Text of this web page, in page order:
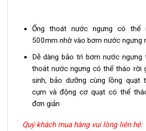
Ống thoát nước ngưng có thể
500mm nhờ vào bơm nước ngưng
Dễ dàng bảo trì bơm nước ngưng
thoát nước ngưng có thể tháo rời
sinh, bảo dưỡng cùng lồng quạt
cụm và động cơ quạt có thể
đơn giản
Quý khách mua hàng vui lòng liên hệ: